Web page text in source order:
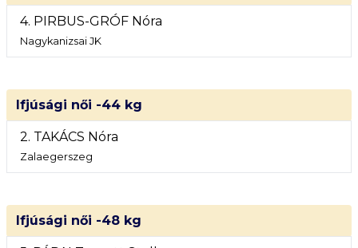
4. PIRBUS-GRÓF Nóra
Nagykanizsai JK
Ifjúsági női -44 kg
2. TAKÁCS Nóra
Zalaegerszeg
Ifjúsági női -48 kg